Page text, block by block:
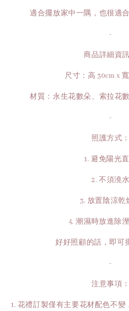
適合擺放家中一隅，也很適
-
商品詳細資訊
尺寸：高 30cm x 寬
材質：永生花數朵、索拉花
-
照護方式：
1. 避免陽光
2. 不須澆水
3. 放置陰涼乾
4. 潮濕時放進除
好好照顧的話，即可
-
注意事項：
1. 花禮訂製僅有主要花材配色不變